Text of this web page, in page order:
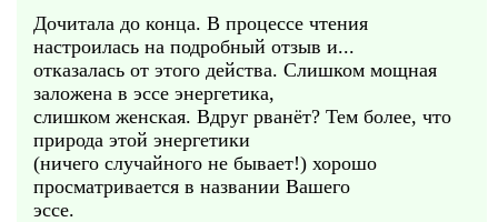
Дочитала до конца. В процессе чтения
настроилась на подробный отзыв и...
отказалась от этого действа. Слишком мощная
заложена в эссе энергетика,
слишком женская. Вдруг рванёт? Тем более, что
природа этой энергетики
(ничего случайного не бывает!) хорошо
просматривается в названии Вашего
эссе.